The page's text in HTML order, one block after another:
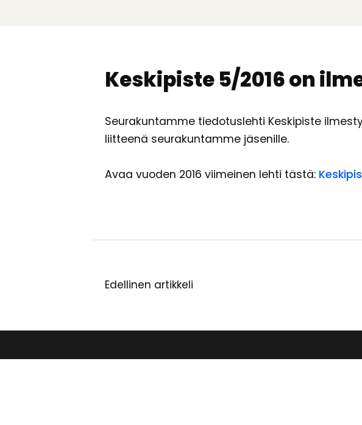
Keskipiste 5/2016 on
Seurakuntamme tiedotuslehti Keskipiste
liitteenä seurakuntamme jäsenille.
Avaa vuoden 2016 viimeinen lehti tästä:
Artikkelien
selaus
Edellinen artikkeli